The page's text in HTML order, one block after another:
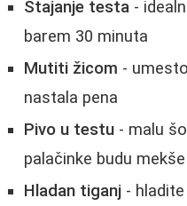
Stajanje testa -
barem 30 minuta
Mutiti žicom -
nastala pena
Pivo u testu - malu
palačinke budu mekše
Hladan tiganj -